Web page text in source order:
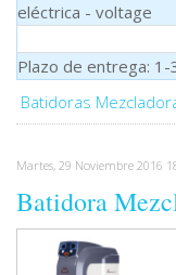
eléctrica - voltage
Plazo de entrega: 1-
Batidoras
Martes, 29 Noviembre 2016
Batidora